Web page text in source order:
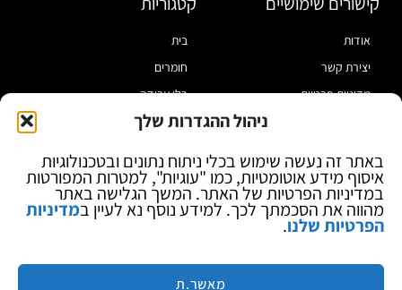
ניהול ההגדרות שלך
באתר זה נעשה שימוש בכלי ניתוח נתונים ובטכנולוגיות
איסוף מידע אוטומטיות, כמו "עוגיות", למטרות המפורטות
במדיניות הפרטיות של האתר. המשך הגלישה באתר
מהווה את הסכמתך לכך. למידע נוסף נא לעיין במדיניות
הפרטיות שלנו.
מאשר.ת
אודות
יצירת קשר
מדיניות פרטיות
בלוג
בית
חומרים
כלי עבודה
מוצרי הלחמה
ספקי כח ומודדים
ציוד אופטי להגדלה
מותגים